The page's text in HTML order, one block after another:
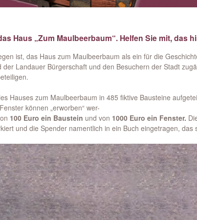
Haus „Zum Maulbeerbaum“. Helfen Sie mit, das
ist, das Haus zum Maulbeerbaum als ein für die
der Landauer Bürgerschaft und den Besuchern der Stadt
Hauses zum Maulbeerbaum in 485 fiktive Bausteine
können „erworben“ wer-
100 Euro ein Baustein und von 1000 Euro ein Fenster.
und die Spender namentlich in ein Buch eingetragen,